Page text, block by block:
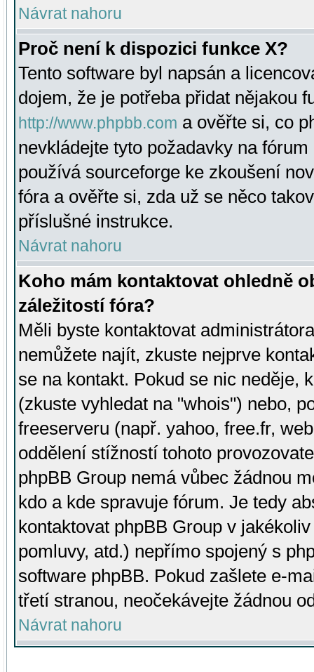
Návrat nahoru
Proč není k dispozici funkce X?
Tento software byl napsán a
dojem, že je potřeba přidat nějakou
http://www.phpbb.com a ověřte si, co
nevkládejte tyto požadavky na
používá sourceforge ke zkoušení
fóra a ověřte si, zda už se něco
příslušné instrukce.
Návrat nahoru
Koho mám kontaktovat ohledně
záležitostí fóra?
Měli byste kontaktovat
nemůžete najít, zkuste nejprve
se na kontakt. Pokud se nic neděje,
(zkuste vyhledat na "whois") nebo,
freeserveru (např. yahoo, free.fr,
oddělení stížností tohoto
phpBB Group nemá vůbec žádnou
kdo a kde spravuje fórum. Je tedy
kontaktovat phpBB Group v
pomluvy, atd.) nepřímo spojený s
software phpBB. Pokud zašlete e-
třetí stranou, neočekávejte žádnou
Návrat nahoru